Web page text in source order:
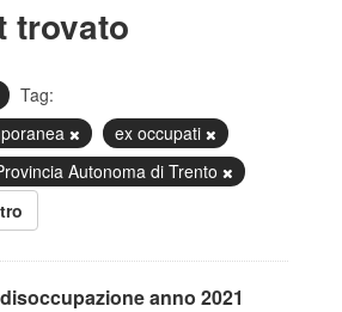
trovato
Tag:
ex occupati
Autonoma di Trento
anno 2021